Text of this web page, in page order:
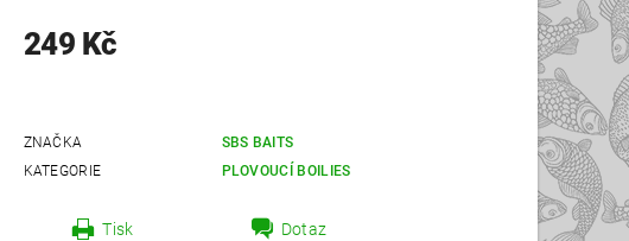
249 Kč
ZNAČKA
SBS BAITS
KATEGORIE
PLOVOUCÍ BOILIES
Tisk Dotaz